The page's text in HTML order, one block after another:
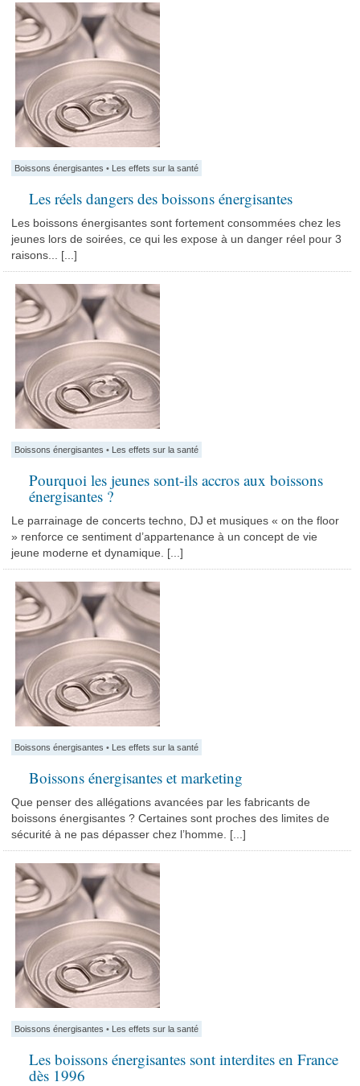
Boissons énergisantes • Les effets sur la santé
Les réels dangers des boissons énergisantes
Les boissons énergisantes sont fortement consommées chez les
jeunes lors de soirées, ce qui les expose à un danger réel pour 3
raisons... [...]
Boissons énergisantes • Les effets sur la santé
Pourquoi les jeunes sont-ils accros aux boissons
énergisantes ?
Le parrainage de concerts techno, DJ et musiques « on the floor
» renforce ce sentiment d’appartenance à un concept de vie
jeune moderne et dynamique. [...]
Boissons énergisantes • Les effets sur la santé
Boissons énergisantes et marketing
Que penser des allégations avancées par les fabricants de
boissons énergisantes ? Certaines sont proches des limites de
sécurité à ne pas dépasser chez l’homme. [...]
Boissons énergisantes • Les effets sur la santé
Les boissons énergisantes sont interdites en France
dès 1996